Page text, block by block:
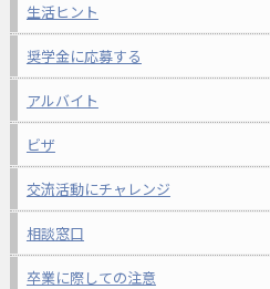
生活ヒント
奨学金に応募する
アルバイト
ビザ
交流活動にチャレンジ
相談窓口
卒業に際しての注意